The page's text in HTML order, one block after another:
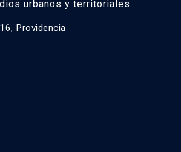
urbanos y territoriales
Providencia